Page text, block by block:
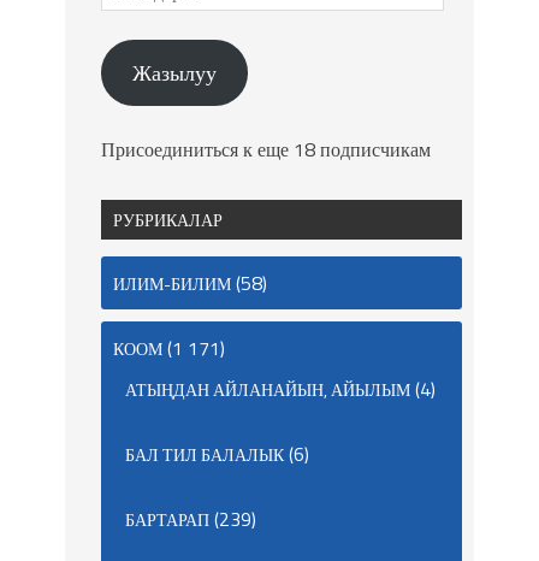
Жазылуу
Присоединиться к еще 18 подписчикам
РУБРИКАЛАР
ИЛИМ-БИЛИМ(58)
КООМ(1 171)
АТЫҢДАН АЙЛАНАЙЫН, АЙЫЛЫМ(4)
БАЛ ТИЛ БАЛАЛЫК(6)
БАРТАРАП(239)